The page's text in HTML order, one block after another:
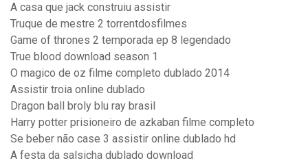
A casa que jack construiu assistir
Truque de mestre 2 torrentdosfilmes
Game of thrones 2 temporada ep 8 legendado
True blood download season 1
O magico de oz filme completo dublado 2014
Assistir troia online dublado
Dragon ball broly blu ray brasil
Harry potter prisioneiro de azkaban filme completo
Se beber não case 3 assistir online dublado hd
A festa da salsicha dublado download